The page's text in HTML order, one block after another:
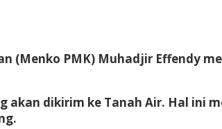
(Menko PMK) Muhadjir Effendy
dikirim ke Tanah Air. Hal ini